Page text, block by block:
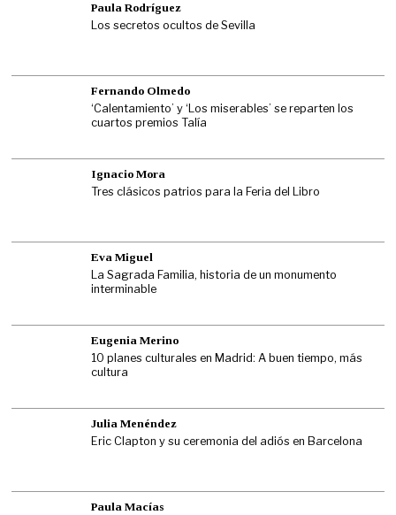
Paula Rodríguez
Los secretos ocultos de Sevilla
Fernando Olmedo
‘Calentamiento’ y ‘Los miserables’ se reparten los
cuartos premios Talía
Ignacio Mora
Tres clásicos patrios para la Feria del Libro
Eva Miguel
La Sagrada Familia, historia de un monumento
interminable
Eugenia Merino
10 planes culturales en Madrid: A buen tiempo, más
cultura
Julia Menéndez
Eric Clapton y su ceremonia del adiós en Barcelona
Paula Macías